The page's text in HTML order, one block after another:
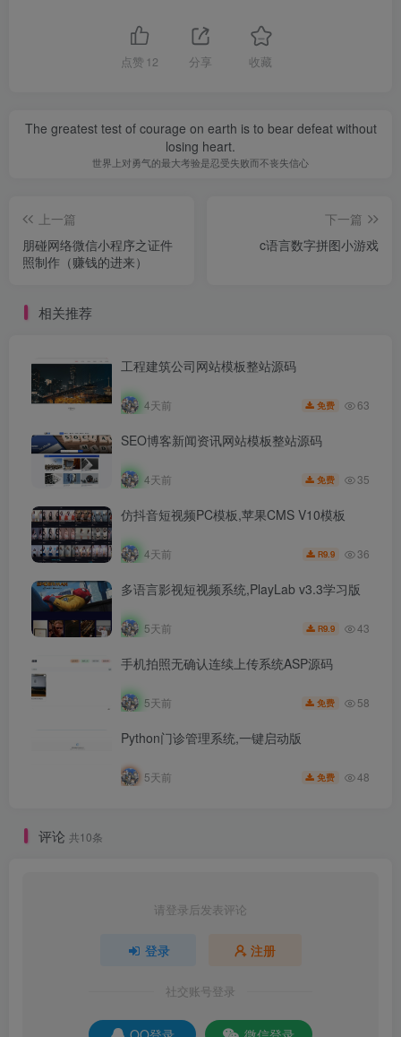
点赞 12 分享 收藏
The greatest test of courage on earth is to bear defeat without
losing heart.
世界上对勇气的最大考验是忍受失败而不丧失信心
上一篇
朋碰网络微信小程序之证件
照制作（赚钱的进来）
下一篇
c语言数字拼图小游戏
相关推荐
工程建筑公司网站模板整站源码
4天前 免费 63
SEO博客新闻资讯网站模板整站源码
4天前 免费 35
仿抖音短视频PC模板,苹果CMS V10模板
4天前 R9.9 36
多语言影视短视频系统,PlayLab v3.3学习版
5天前 R9.9 43
手机拍照无确认连续上传系统ASP源码
5天前 免费 58
Python门诊管理系统,一键启动版
5天前 免费 48
评论 共10条
请登录后发表评论
登录 注册
社交账号登录